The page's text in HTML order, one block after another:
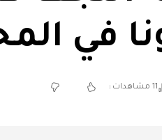
في
11 مشاهدات